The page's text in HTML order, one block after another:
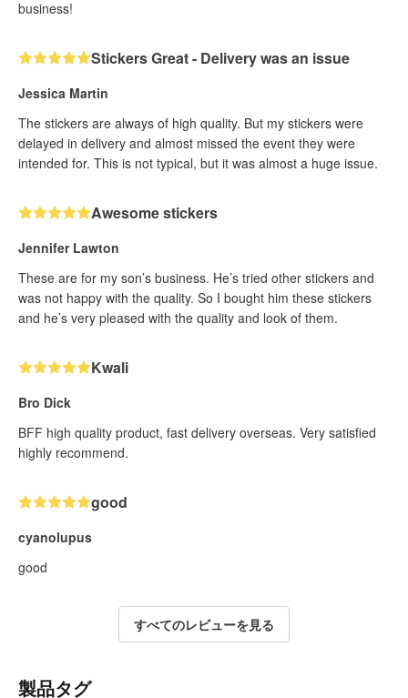
business!
Stickers Great - Delivery was an issue
Jessica Martin
The stickers are always of high quality. But my stickers were
delayed in delivery and almost missed the event they were
intended for. This is not typical, but it was almost a huge issue.
Awesome stickers
Jennifer Lawton
These are for my son’s business. He’s tried other stickers and
was not happy with the quality. So I bought him these stickers
and he’s very pleased with the quality and look of them.
Kwali
Bro Dick
BFF high quality product, fast delivery overseas. Very satisfied
highly recommend.
good
cyanolupus
good
すべてのレビューを見る
製品タグ